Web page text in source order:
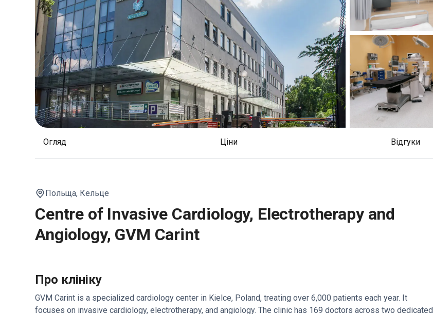
Огляд Ціни відгуки
Польща, Кельце
Centre of Invasive Cardiology, Electrotherapy and
Angiology, GVM Carint
Про клініку
GVM Carint is a specialized cardiology center in Kielce, Poland, treating over 6,000 patients each year. It
focuses on invasive cardiology, electrotherapy, and angiology. The clinic has 169 doctors across two dedicated